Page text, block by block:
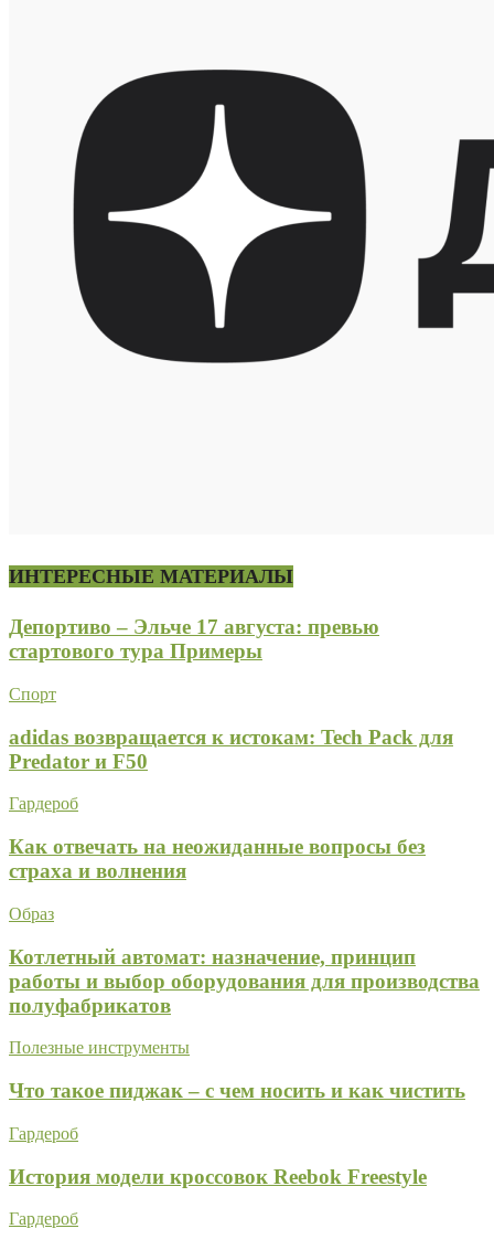
ИНТЕРЕСНЫЕ МАТЕРИАЛЫ
Депортиво – Эльче 17 августа: превью
стартового тура Примеры
Спорт
adidas возвращается к истокам: Tech Pack для
Predator и F50
Гардероб
Как отвечать на неожиданные вопросы без
страха и волнения
Образ
Котлетный автомат: назначение, принцип
работы и выбор оборудования для производства
полуфабрикатов
Полезные инструменты
Что такое пиджак – с чем носить и как чистить
Гардероб
История модели кроссовок Reebok Freestyle
Гардероб